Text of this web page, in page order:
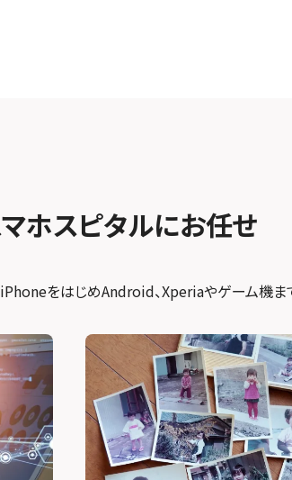
ホスピタルにお任せ
をはじめAndroid、Xperiaやゲーム機ま